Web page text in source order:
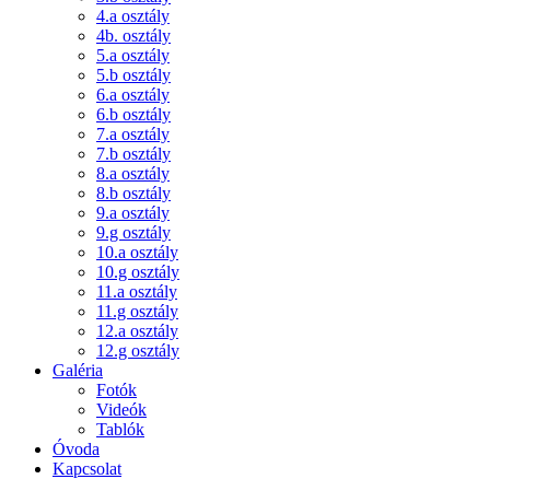
4.a osztály
4b. osztály
5.a osztály
5.b osztály
6.a osztály
6.b osztály
7.a osztály
7.b osztály
8.a osztály
8.b osztály
9.a osztály
9.g osztály
10.a osztály
10.g osztály
11.a osztály
11.g osztály
12.a osztály
12.g osztály
Galéria
Fotók
Videók
Tablók
Óvoda
Kapcsolat